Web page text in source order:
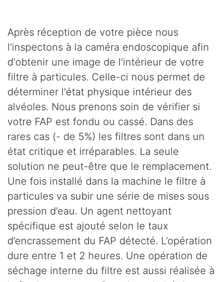
Après réception de votre pièce nous
l'inspectons à la caméra endoscopique afin
d'obtenir une image de l'intérieur de votre
filtre à particules. Celle-ci nous permet de
déterminer l'état physique intérieur des
alvéoles. Nous prenons soin de vérifier si
votre FAP est fondu ou cassé. Dans des
rares cas (- de 5%) les filtres sont dans un
état critique et irréparables. La seule
solution ne peut-être que le remplacement.
Une fois installé dans la machine le filtre à
particules va subir une série de mises sous
pression d’eau. Un agent nettoyant
spécifique est ajouté selon le taux
d’encrassement du FAP détecté. L’opération
dure entre 1 et 2 heures. Une opération de
séchage interne du filtre est aussi réalisée à